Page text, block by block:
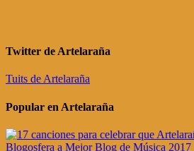
Twitter de Artelaraña
Tuits de Artelaraña
Popular en Artelaraña